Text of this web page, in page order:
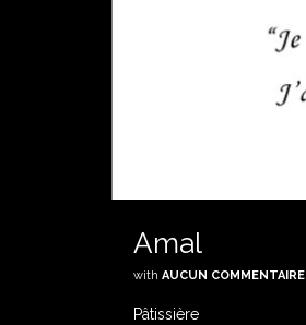
Amal
with AUCUN COMMENTAIRE
Pâtissière